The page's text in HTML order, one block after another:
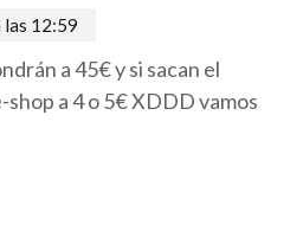
12:59
a 45€ y si sacan el
shop a 4 o 5€ XDDD vamos